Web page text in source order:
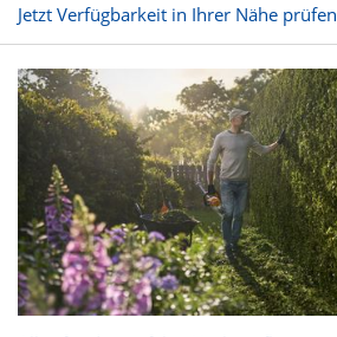
Jetzt Verfügbarkeit in Ihrer Nähe prüfen